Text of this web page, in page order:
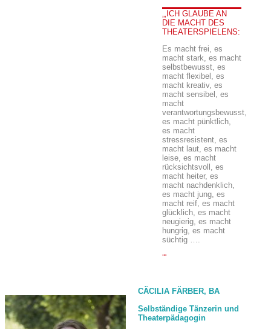
ICH GLAUBE AN
DIE MACHT DES
THEATERSPIELENS:
Es macht frei, es
macht stark, es macht
selbstbewusst, es
macht flexibel, es
macht kreativ, es
macht sensibel, es
macht
verantwortungsbewusst,
es macht pünktlich,
es macht
stressresistent, es
macht laut, es macht
leise, es macht
rücksichtsvoll, es
macht heiter, es
macht nachdenklich,
es macht jung, es
macht reif, es macht
glücklich, es macht
neugierig, es macht
hungrig, es macht
süchtig ….
CÄCILIA FÄRBER, BA
Selbständige Tänzerin und
Theaterpädagogin